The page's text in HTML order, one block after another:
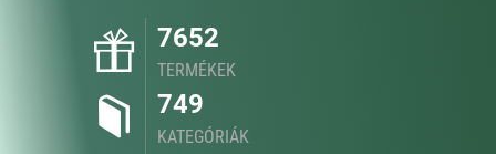
7652
TERMÉKEK
749
KATEGÓRIÁK